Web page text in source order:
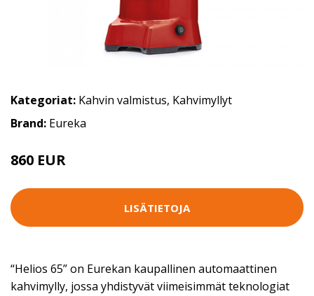
Kategoriat: Kahvin valmistus, Kahvimyllyt
Brand: Eureka
860 EUR
LISÄTIETOJA
“Helios 65” on Eurekan kaupallinen automaattinen
kahvimylly, jossa yhdistyvät viimeisimmät teknologiat